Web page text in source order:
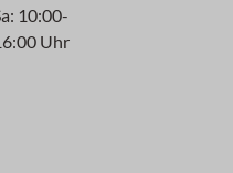
10:00-
Uhr